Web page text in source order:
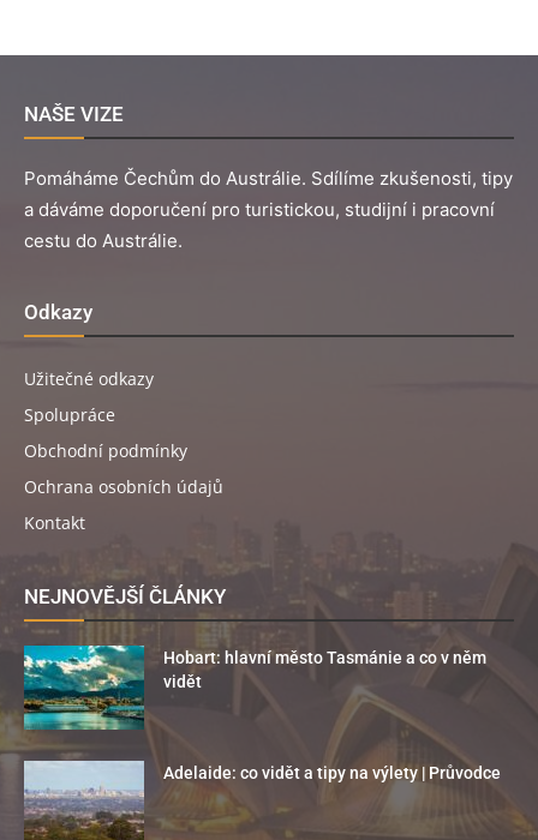
NAŠE VIZE
Pomáháme Čechům do Austrálie. Sdílíme zkušenosti, tipy
a dáváme doporučení pro turistickou, studijní i pracovní
cestu do Austrálie.
Odkazy
Užitečné odkazy
Spolupráce
Obchodní podmínky
Ochrana osobních údajů
Kontakt
NEJNOVĚJŠÍ ČLÁNKY
Hobart: hlavní město Tasmánie a co v něm
vidět
Adelaide: co vidět a tipy na výlety | Průvodce